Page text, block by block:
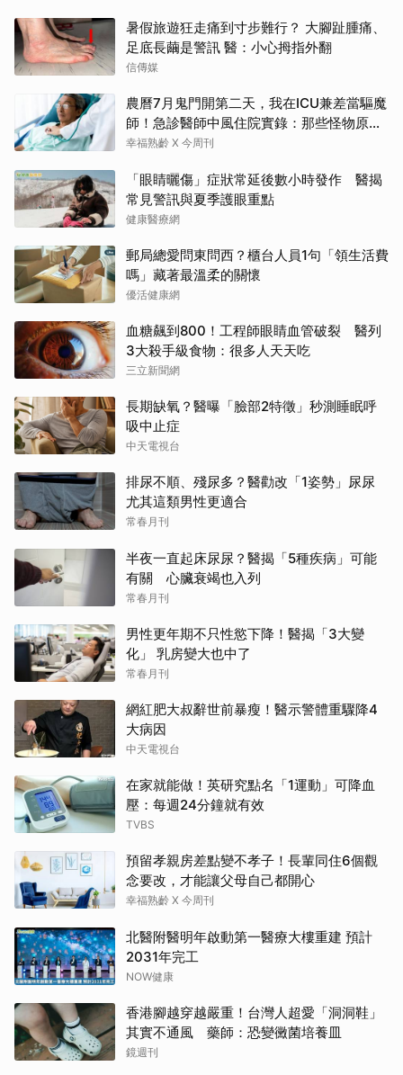
暑假旅遊狂走痛到寸步難行？ 大腳趾腫痛、
足底長繭是警訊 醫：小心拇指外翻
信傳媒
農曆7月鬼門開第二天，我在ICU兼差當驅魔
師！急診醫師中風住院實錄：那些怪物原來
叫譫妄
幸福熟齡 X 今周刊
「眼睛曬傷」症狀常延後數小時發作 醫揭
常見警訊與夏季護眼重點
健康醫療網
郵局總愛問東問西？櫃台人員1句「領生活費
嗎」藏著最溫柔的關懷
優活健康網
血糖飆到800！工程師眼睛血管破裂 醫列
3大殺手級食物：很多人天天吃
三立新聞網
長期缺氧？醫曝「臉部2特徵」秒測睡眠呼
吸中止症
中天電視台
排尿不順、殘尿多？醫勸改「1姿勢」尿尿
尤其這類男性更適合
常春月刊
半夜一直起床尿尿？醫揭「5種疾病」可能
有關 心臟衰竭也入列
常春月刊
男性更年期不只性慾下降！醫揭「3大變
化」 乳房變大也中了
常春月刊
網紅肥大叔辭世前暴瘦！醫示警體重驟降4
大病因
中天電視台
在家就能做！英研究點名「1運動」可降血
壓：每週24分鐘就有效
TVBS
預留孝親房差點變不孝子！長輩同住6個觀
念要改，才能讓父母自己都開心
幸福熟齡 X 今周刊
北醫附醫明年啟動第一醫療大樓重建 預計
2031年完工
NOW健康
香港腳越穿越嚴重！台灣人超愛「洞洞鞋」
其實不通風 藥師：恐變黴菌培養皿
鏡週刊